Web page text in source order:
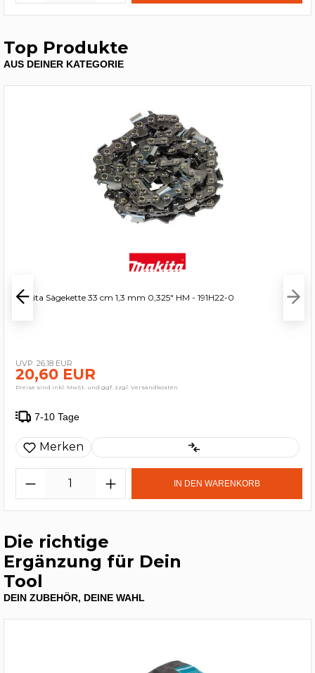
Top Produkte
AUS DEINER KATEGORIE
Makita Sägekette 33 cm 1,3 mm 0,325" HM - 191H22-0
26,18 EUR
20,60 EUR
Preise sind inkl. MwSt. und ggf. zzgl. Versandkosten
7-10 Tage
Merken
IN DEN WARENKORB
Die richtige
Ergänzung für Dein
Tool
DEIN ZUBEHÖR, DEINE WAHL